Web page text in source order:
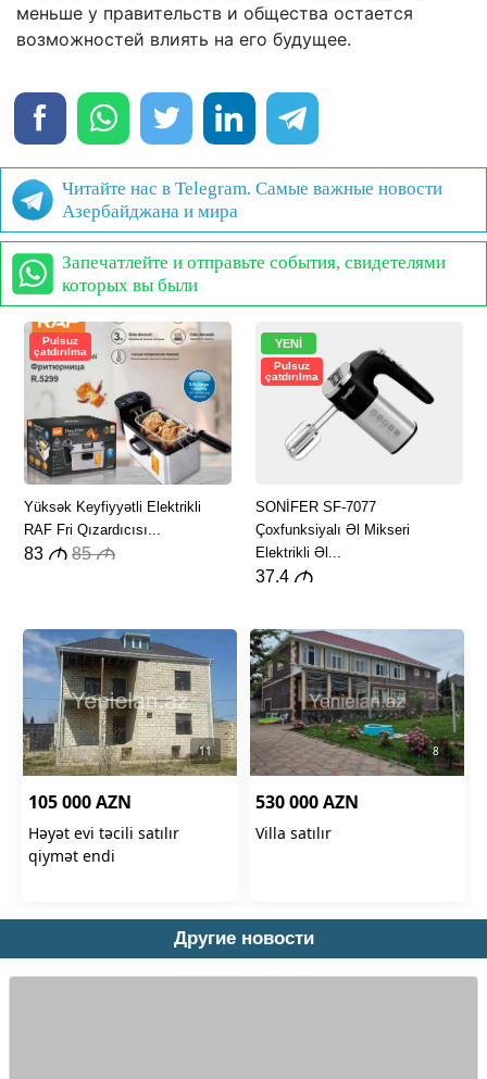
меньше у правительств и общества остается
возможностей влиять на его будущее.
Читайте нас в Telegram. Самые важные новости
Азербайджана и мира
Запечатлейте и отправьте события, свидетелями
которых вы были
Другие новости